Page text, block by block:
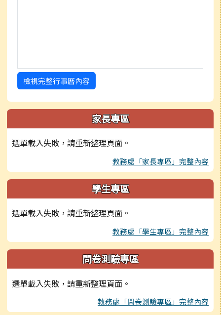
檢視完整行事曆內容
家長專區
選單載入失敗，請重新整理頁面。
教務處「家長專區」完整內容
學生專區
選單載入失敗，請重新整理頁面。
教務處「學生專區」完整內容
問卷測驗專區
選單載入失敗，請重新整理頁面。
教務處「問卷測驗專區」完整內容